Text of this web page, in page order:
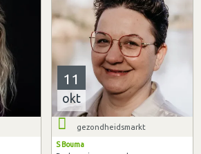
11
okt
gezondheidsmarkt
S Bouma